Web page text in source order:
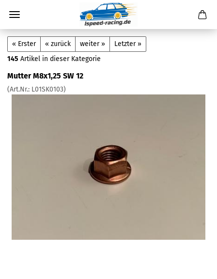
« Erster « zurück weiter »
Letzter »
145 Artikel in dieser Kategorie
Mutter M8x1,25 SW 12
(Art.Nr.: L01SK0103)